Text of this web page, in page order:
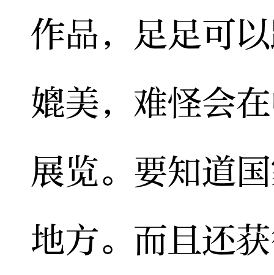
作品，足足可
媲美，难怪会
展览。要知道
地方。而且还